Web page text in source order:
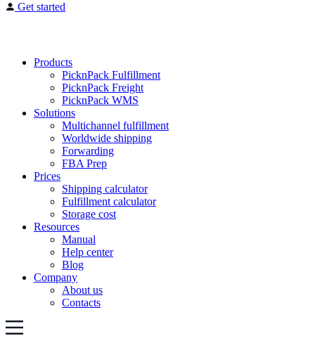
Get started
Products
PicknPack Fulfillment
PicknPack Freight
PicknPack WMS
Solutions
Multichannel fulfillment
Worldwide shipping
Forwarding
FBA Prep
Prices
Shipping calculator
Fulfillment calculator
Storage cost
Resources
Manual
Help center
Blog
Company
About us
Contacts